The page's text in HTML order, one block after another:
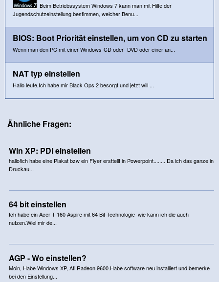
Beim Betriebssystem Windows 7 kann man mit Hilfe der
Jugendschutzeinstellung bestimmen, welcher Benu...
BIOS: Boot Priorität einstellen, um von CD zu starten
Wenn man den PC mit einer Windows-CD oder -DVD oder einer an...
NAT typ einstellen
Hallo leute,Ich habe mir Black Ops 2 besorgt und jetzt will ...
Ähnliche Fragen:
Win XP: PDI einstellen
hallo!ich habe eine Plakat bzw ein Flyer ersttellt in Powerpoint........ Da ich das ganze in
Druckau...
64 bit einstellen
Ich habe ein Acer T 160 Aspire mit 64 Bit Technologie wie kann ich die auch
nutzen.Wiel mir de...
AGP - Wo einstellen?
Moin, Habe Windows XP, Ati Radeon 9600.Habe software neu installiert und bemerke
bei den Einstellung...